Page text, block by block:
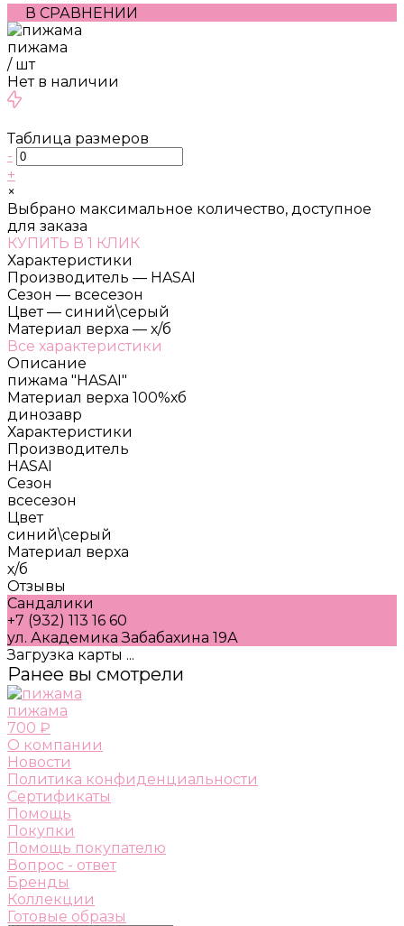
В СРАВНЕНИИ
пижама
/ шт
Нет в наличии
Таблица размеров
-
+
×
Выбрано максимальное количество, доступное
для заказа
КУПИТЬ В 1 КЛИК
Характеристики
Производитель — HASAI
Сезон — всесезон
Цвет — синий\серый
Материал верха — х/б
Все характеристики
Описание
пижама "HASAI"
Материал верха 100%хб
динозавр
Характеристики
Производитель
HASAI
Сезон
всесезон
Цвет
синий\серый
Материал верха
х/б
Отзывы
Сандалики
+7 (932) 113 16 60
ул. Академика Забабахина 19А
Загрузка карты ...
Ранее вы смотрели
пижама
700 ₽
О компании
Новости
Политика конфиденциальности
Сертификаты
Помощь
Покупки
Помощь покупателю
Вопрос - ответ
Бренды
Коллекции
Готовые образы